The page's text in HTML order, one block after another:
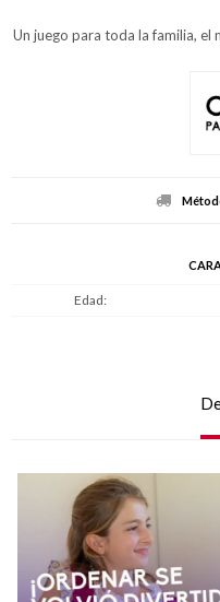
Un juego para toda la familia,
Edad